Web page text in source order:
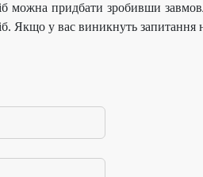
можна придбати зробивши
Якщо у вас виникнуть